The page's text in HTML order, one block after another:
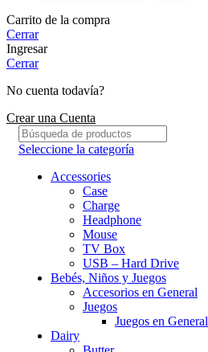
Carrito de la compra
Cerrar
Ingresar
Cerrar
No cuenta todavía?
Crear una Cuenta
Seleccione la categoría
Accessories
Case
Charge
Headphone
Mouse
TV Box
USB – Hard Drive
Bebés, Niños y Juegos
Accesorios en General
Juegos
Juegos en General
Dairy